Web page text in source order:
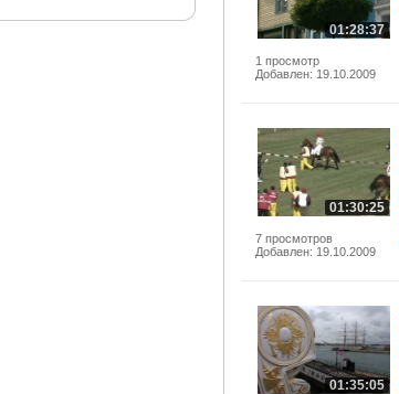
01:28:37
1 просмотр
Добавлен: 19.10.2009
01:30:25
7 просмотров
Добавлен: 19.10.2009
01:35:05